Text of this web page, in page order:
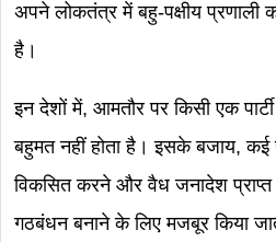
अपने लोकतंत्र में बहु-पक्षीय प्रणाली
है।
इन देशों में, आमतौर पर किसी एक
बहुमत नहीं होता है। इसके बजाय, कई
विकसित करने और वैध जनादेश
गठबंधन बनाने के लिए मजबूर किया